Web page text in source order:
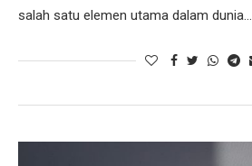
salah satu elemen utama dalam dunia…